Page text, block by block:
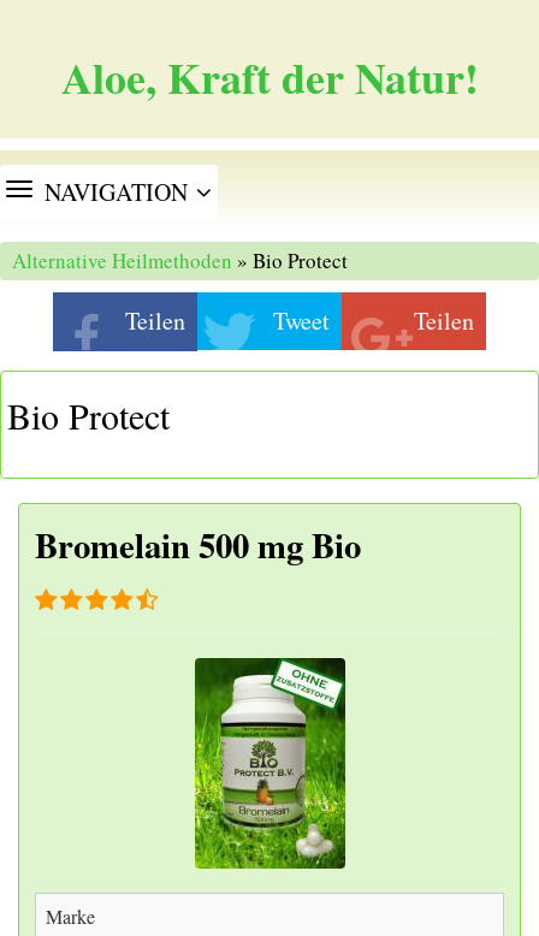
Aloe, Kraft der Natur!
TOGGLE
NAVIGATION
Alternative Heilmethoden » Bio Protect
Teilen Tweet Teilen
Bio Protect
Bromelain 500 mg Bio
Marke